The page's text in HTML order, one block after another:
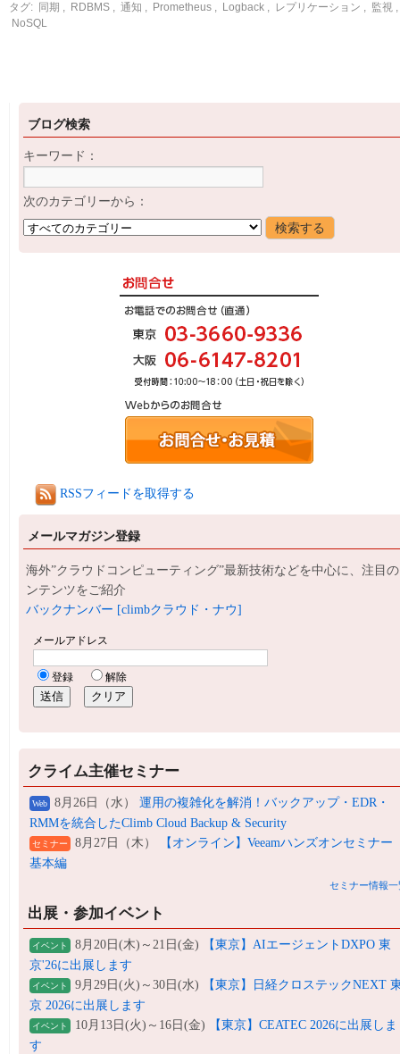
タグ: 同期 , RDBMS , 通知 , Prometheus , Logback , レプリケーション , 監視 ,
NoSQL
ブログ検索
キーワード：
次のカテゴリーから：
RSSフィードを取得する
メールマガジン登録
海外”クラウドコンピューティング”最新技術などを中心に、注目
ンテンツをご紹介
バックナンバー [climbクラウド・ナウ]
クライム主催セミナー
Web 8月26日（水） 運用の複雑化を解消！バックアップ・EDR・
RMMを統合したClimb Cloud Backup & Security
セミナー 8月27日（木）
【オンライン】Veeamハンズオンセミナー
基本編
セミナー情報一
出展・参加イベント
イベント 8月20日(木)～21日(金)
【東京】AIエージェントDXPO 東
京'26に出展します
イベント 9月29日(火)～30日(水)
【東京】日経クロステックNEXT
京 2026に出展します
イベント 10月13日(火)～16日(金)
【東京】CEATEC 2026に出展しま
す